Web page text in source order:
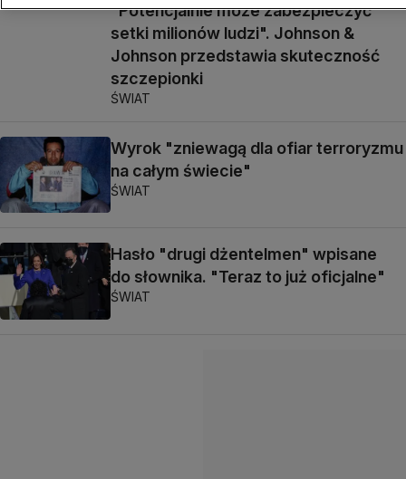
"Potencjalnie może zabezpieczyć
setki milionów ludzi". Johnson &
Johnson przedstawia skuteczność
szczepionki
ŚWIAT
Wyrok "zniewagą dla ofiar terroryzmu
na całym świecie"
ŚWIAT
Hasło "drugi dżentelmen" wpisane
do słownika. "Teraz to już oficjalne"
ŚWIAT